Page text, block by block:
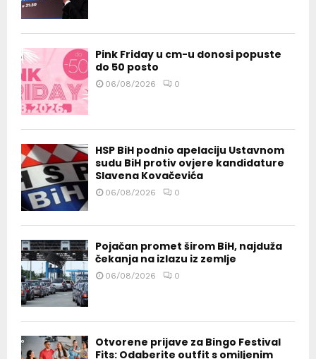
Pink Friday u cm-u donosi popuste
do 50 posto
06/08/2026 0
HSP BiH podnio apelaciju Ustavnom
sudu BiH protiv ovjere kandidature
Slavena Kovačevića
06/08/2026 0
Pojačan promet širom BiH, najduža
čekanja na izlazu iz zemlje
06/08/2026 0
Otvorene prijave za Bingo Festival
Fits: Odaberite outfit s omiljenim